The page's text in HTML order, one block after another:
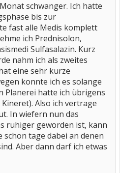
schwanger. Ich hatte
bis zur
fast alle Medis komplett
ich Prednisolon,
Sulfasalazin. Kurz
nahm ich als zweites
eine sehr kurze
konnte ich es solange
Planerei hatte ich übrigens
Also ich vertrage
In wiefern nun das
ruhiger geworden ist, kann
schon tage dabei an denen
Aber dann darf ich etwas